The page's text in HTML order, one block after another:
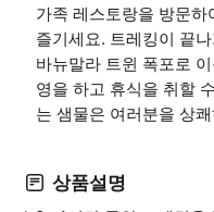
가족 레스토랑을 방문
즐기세요. 트레킹이 끝
바뉴말라 트윈 폭포로
영을 하고 휴식을 취할
는 샘물은 여러분을 상
상품설명